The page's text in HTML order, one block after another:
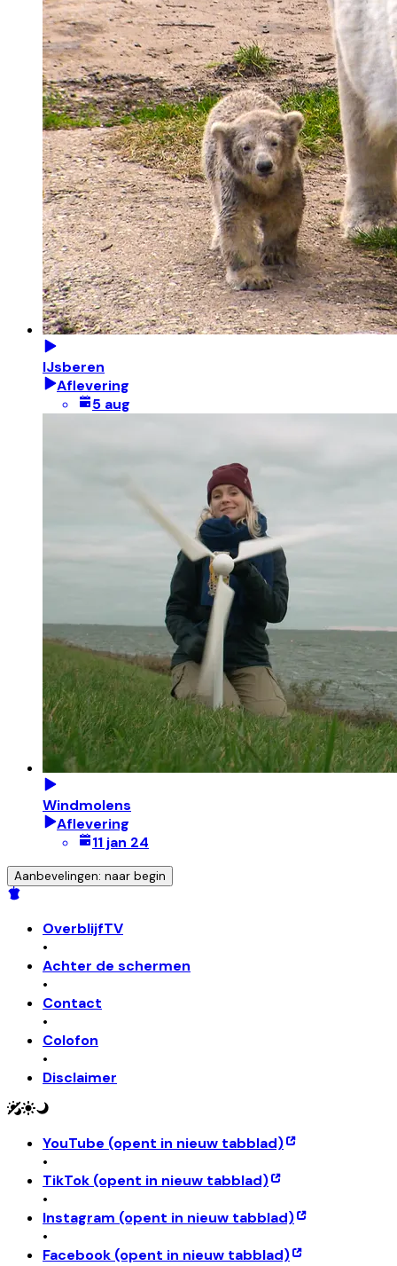
IJsberen
Aflevering
5 aug
Windmolens
Aflevering
11 jan 24
Aanbevelingen: naar begin
OverblijfTV
•
Achter de schermen
•
Contact
•
Colofon
•
Disclaimer
YouTube (opent in nieuw tabblad)
•
TikTok (opent in nieuw tabblad)
•
Instagram (opent in nieuw tabblad)
•
Facebook (opent in nieuw tabblad)